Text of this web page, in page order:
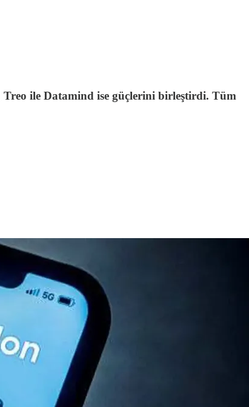
ile Datamind ise güçlerini birleştirdi. Tüm